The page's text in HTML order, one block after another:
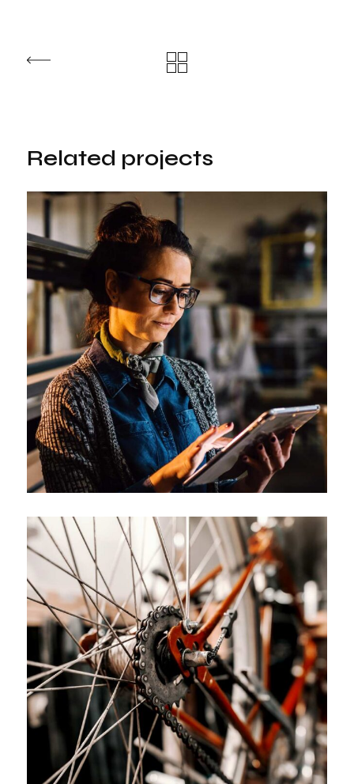
Related projects